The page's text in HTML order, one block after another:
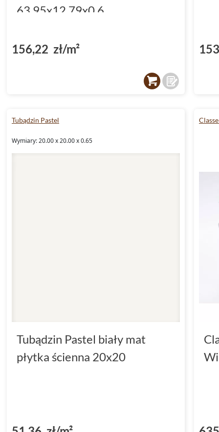
63.95x12.79x0.6
156,22 zł/m²
Tubądzin Pastel
Wymiary: 20.00 x 20.00 x 0.65
Tubądzin Pastel biały mat
płytka ścienna 20x20